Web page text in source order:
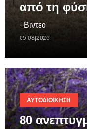
από τη
+Βιντεο
05|08|2026
ΑΥΤΟΔΙΟΊΚΗΣΗ
80